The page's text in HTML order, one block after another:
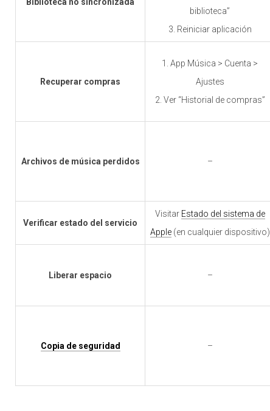
biblioteca”
3. Reiniciar aplicación
Recuperar compras
1. App Música > Cuenta >
Ajustes
2. Ver “Historial de compras”
Archivos de música perdidos –
Verificar estado del servicio
Visitar Estado del sistema de
Apple(en cualquier dispositivo)
Liberar espacio –
Copia de seguridad –